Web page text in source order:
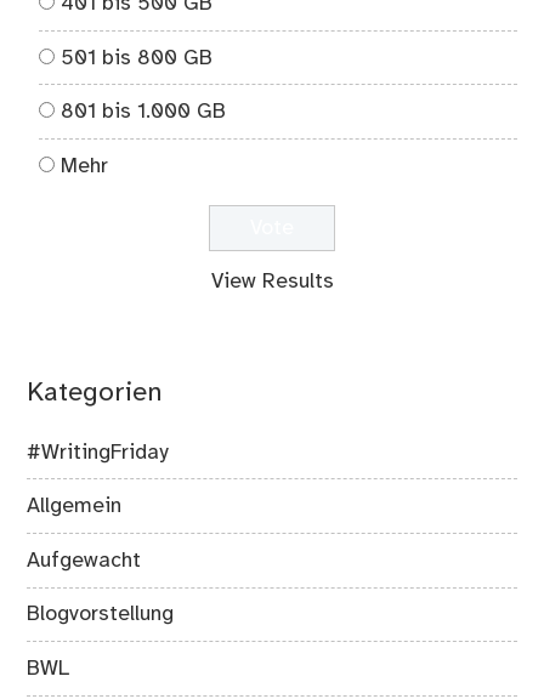
501 bis 800 GB
801 bis 1.000 GB
Mehr
View Results
Kategorien
#WritingFriday
Allgemein
Aufgewacht
Blogvorstellung
BWL